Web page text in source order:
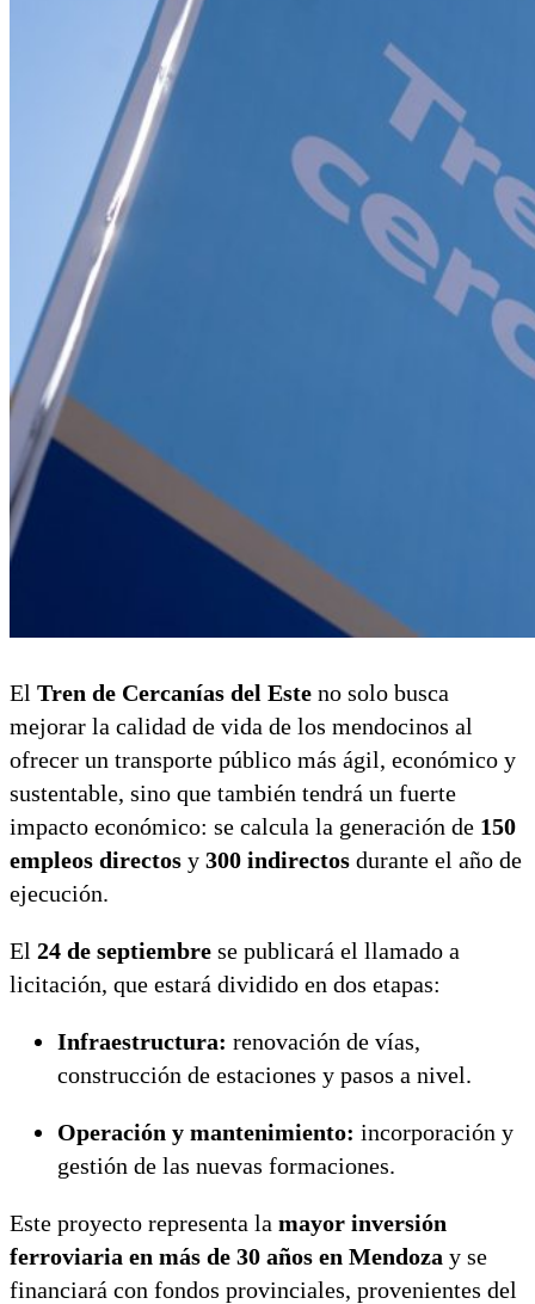
El Tren de Cercanías del Este no solo busca
mejorar la calidad de vida de los mendocinos al
ofrecer un transporte público más ágil, económico y
sustentable, sino que también tendrá un fuerte
impacto económico: se calcula la generación de 150
empleos directos y 300 indirectos durante el año de
ejecución.
El 24 de septiembre se publicará el llamado a
licitación, que estará dividido en dos etapas:
Infraestructura: renovación de vías,
construcción de estaciones y pasos a nivel.
Operación y mantenimiento: incorporación y
gestión de las nuevas formaciones.
Este proyecto representa la mayor inversión
ferroviaria en más de 30 años en Mendoza y se
financiará con fondos provinciales, provenientes del